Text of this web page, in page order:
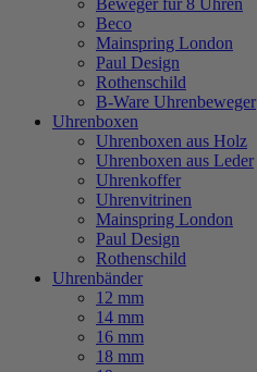
Beweger für 8 Uhren
Beco
Mainspring London
Paul Design
Rothenschild
B-Ware Uhrenbeweger
Uhrenboxen
Uhrenboxen aus Holz
Uhrenboxen aus Leder
Uhrenkoffer
Uhrenvitrinen
Mainspring London
Paul Design
Rothenschild
Uhrenbänder
12 mm
14 mm
16 mm
18 mm